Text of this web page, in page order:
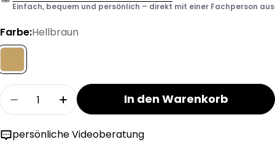
Einfach, bequem und persönlich – direkt mit einer Fachperson aus
Farbe:Hellbraun
Menge
Menge für WASA Regalsystem SP Kleinmöbel
Menge für WASA Regalsystem SP
In den Warenkorb
persönliche Videoberatung